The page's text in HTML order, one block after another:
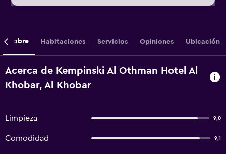
Sobre Habitaciones Servicios Opiniones Ubicación
Acerca de Kempinski Al Othman Hotel Al
Khobar, Al Khobar
Limpieza 9,0
Comodidad 9,1